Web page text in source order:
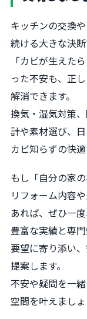
キッチンの交換
続ける大きな決断
「カビが生えた
った不安も、正
解消できます。
換気・湿気対策
計や素材選び、
カビ知らずの快
もし「自分の家
リフォーム内容
あれば、ぜひ一度
豊富な実績と専
要望に寄り添い
提案します。
不安や疑問を一
空間を叶えましょ